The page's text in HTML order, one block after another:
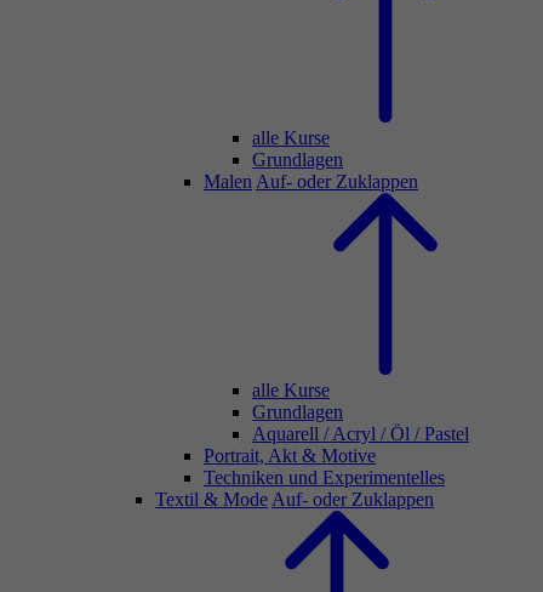
alle Kurse
Grundlagen
Malen Auf- oder Zuklappen
alle Kurse
Grundlagen
Aquarell / Acryl / Öl / Pastel
Portrait, Akt & Motive
Techniken und Experimentelles
Textil & Mode Auf- oder Zuklappen